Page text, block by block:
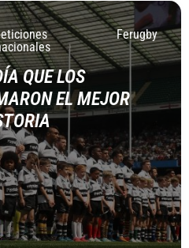
Ferugby
QUE LOS
EL MEJOR